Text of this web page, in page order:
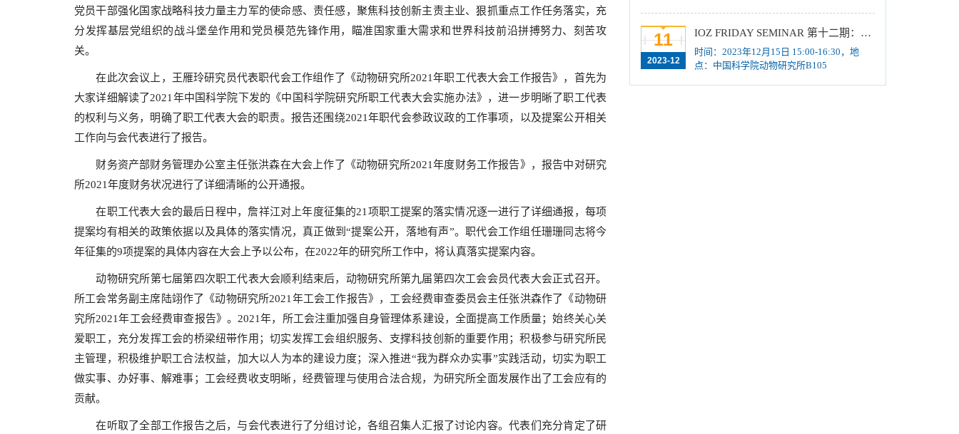
党员干部强化国家战略科技力量主力军的使命感、责任感，聚焦科技创新主责主业、狠抓重点工作任务落实，充
分发挥基层党组织的战斗堡垒作用和党员模范先锋作用，瞄准国家重大需求和世界科技前沿拼搏努力、刻苦攻
关。
在此次会议上，王雁玲研究员代表职代会工作组作了《动物研究所2021年职工代表大会工作报告》，首先为
大家详细解读了2021年中国科学院下发的《中国科学院研究所职工代表大会实施办法》，进一步明晰了职工代表
的权利与义务，明确了职工代表大会的职责。报告还围绕2021年职代会参政议政的工作事项，以及提案公开相关
工作向与会代表进行了报告。
财务资产部财务管理办公室主任张洪森在大会上作了《动物研究所2021年度财务工作报告》，报告中对研究
所2021年度财务状况进行了详细清晰的公开通报。
在职工代表大会的最后日程中，詹祥江对上年度征集的21项职工提案的落实情况逐一进行了详细通报，每项
提案均有相关的政策依据以及具体的落实情况，真正做到“提案公开，落地有声”。职代会工作组任珊珊同志将今
年征集的9项提案的具体内容在大会上予以公布，在2022年的研究所工作中，将认真落实提案内容。
动物研究所第七届第四次职工代表大会顺利结束后，动物研究所第九届第四次工会会员代表大会正式召开。
所工会常务副主席陆翊作了《动物研究所2021年工会工作报告》，工会经费审查委员会主任张洪森作了《动物研
究所2021年工会经费审查报告》。2021年，所工会注重加强自身管理体系建设，全面提高工作质量；始终关心关
爱职工，充分发挥工会的桥梁纽带作用；切实发挥工会组织服务、支撑科技创新的重要作用；积极参与研究所民
主管理，积极维护职工合法权益，加大以人为本的建设力度；深入推进“我为群众办实事”实践活动，切实为职工
做实事、办好事、解难事；工会经费收支明晰，经费管理与使用合法合规，为研究所全面发展作出了工会应有的
贡献。
在听取了全部工作报告之后，与会代表进行了分组讨论，各组召集人汇报了讨论内容。代表们充分肯定了研
11
2023-12
IOZ FRIDAY SEMINAR 第十二期：动物月节律和年节律的奥秘探究、功能性毛细血管网络的体外构建及应用
时间：2023年12月15日 15:00-16:30，地
点：中国科学院动物研究所B105